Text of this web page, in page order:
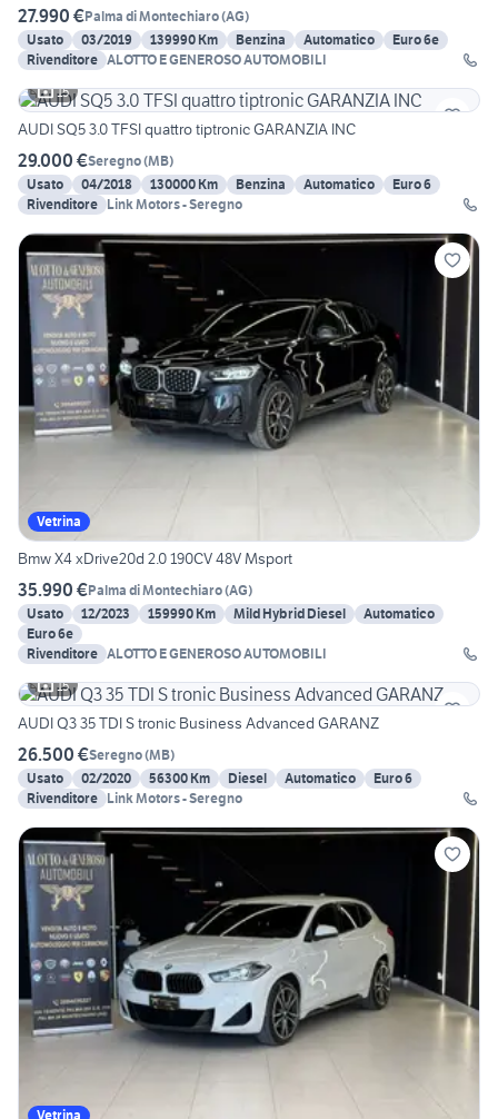
27.990 €Palma di Montechiaro(AG)
Usato
03/2019 139990 Km Benzina Automatico
Euro 6e
Rivenditore ALOTTO E GENEROSO AUTOMOBILI
15
AUDI SQ5 3.0 TFSI quattro tiptronic GARANZIA INC
29.000 €Seregno(MB)
Usato
04/2018 130000 Km Benzina Automatico
Euro 6
Rivenditore Link Motors - Seregno
Vetrina
Bmw X4 xDrive20d 2.0 190CV 48V Msport
35.990 €Palma di Montechiaro(AG)
Usato
12/2023 159990 Km Mild Hybrid Diesel
Automatico
Euro 6e
Rivenditore ALOTTO E GENEROSO AUTOMOBILI
15
AUDI Q3 35 TDI S tronic Business Advanced GARANZ
26.500 €Seregno(MB)
Usato
02/2020 56300 Km Diesel Automatico
Euro 6
Rivenditore Link Motors - Seregno
Vetrina